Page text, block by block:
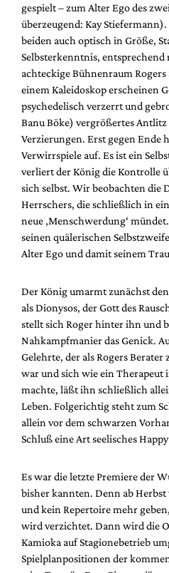
gespielt – zum Alter Ego des
überzeugend: Kay
beiden auch optisch in Größe,
Selbsterkenntnis,
achteckige Bühnenraum
einem Kaleidoskop erscheinen
psychedelisch verzerrt und
Banu Böke) vergrößertes
Verzierungen. Erst gegen Ende
Verwirrspiele auf. Es ist ein
verliert der König die Kontrolle
sich selbst. Wir beobachten die
Herrschers, die schließlich in
neue ‚Menschwerdung‘
seinen quälerischen
Alter Ego und damit seinem
Der König umarmt zunächst
als Dionysos, der Gott des
stellt sich Roger hinter ihn und
Nahkampfmanier das Genick.
Gelehrte, der als Rogers Berater
war und sich wie ein
machte, läßt ihn schließlich
Leben. Folgerichtig steht zum
allein vor dem schwarzen
Schluß eine Art seelisches
Es war die letzte Premiere der
bisher kannten. Denn ab
und kein Repertoire mehr
wird verzichtet. Dann wird die
Kamioka auf Stagionebetrieb
Spielplanpositionen der